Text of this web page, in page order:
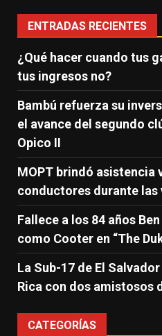
ENTRADAS RECIENTES
¿Qué hacer cuando tus
tus ingresos no?
Bambú refuerza su
el avance del segundo
Opico II
MOPT brindó asistencia
conductores durante las
Fallece a los 84 años
como Cooter en “The
La Sub-17 de El
Rica con dos amistosos
CATEGORÍAS